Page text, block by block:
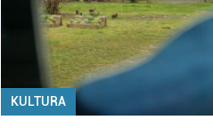
KULTURA